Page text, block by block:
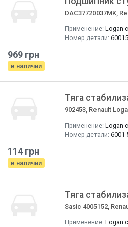
DAC37720037MK,
Применение: Logan
Номер детали:
969 грн
в наличии
Тяга
902453, Renault
Применение: Logan
Номер детали: 6001
114 грн
в наличии
Тяга
Sasic 4005152,
Применение: Logan